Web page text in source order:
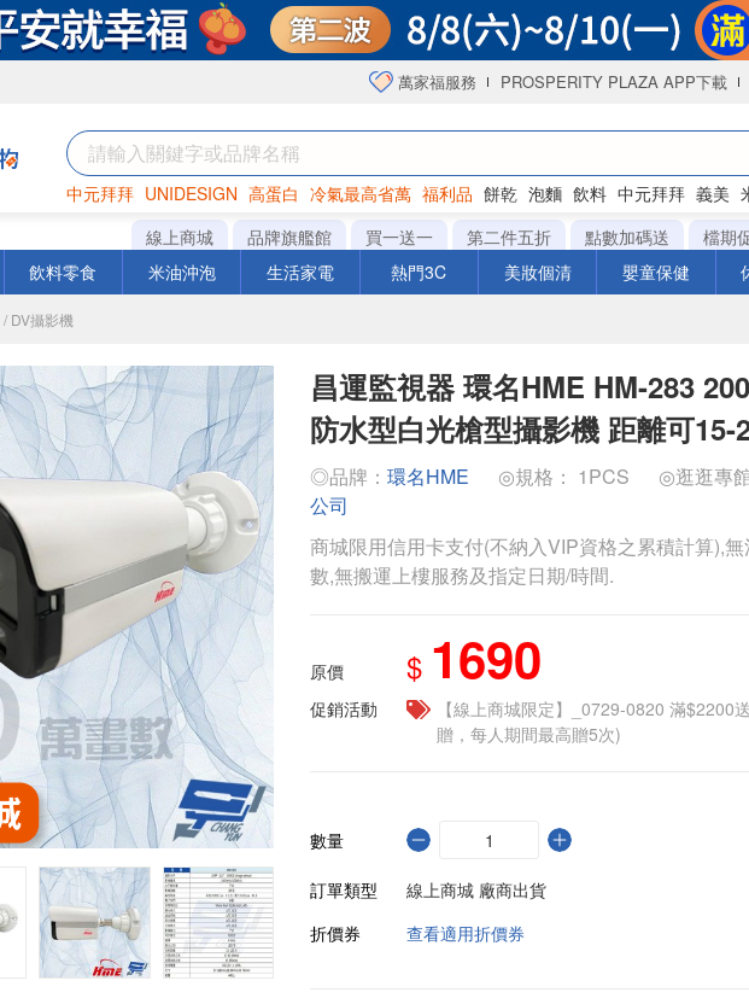
萬家福服務 PROSPERITY PLAZA APP下載
中元拜拜 UNIDESIGN 高蛋白 冷氣最高省萬 福利品 餅乾 泡麵 飲料 中元拜拜 義美
罐頭 海苔 洋芋片
線上商城 品牌旗艦館 買一送一 第二件五折 點數加碼送
檔期
飲料零食 米油沖泡 生活家電 熱門3C 美妝個清 嬰童保健
/ DV攝影機
昌運監視器 環名HME HM-283
防水型白光槍型攝影機 距離可15-
◎品牌： 環名HME ◎規格： 1PCS
◎逛逛專
公司
商城限用信用卡支付(不納入VIP資格之累積計算),
數,無搬運上樓服務及指定日期/時間.
原價 $ 1690
促銷活動
【線上商城限定】_0729-0820 滿$2200
贈，每人期間最高贈5次)
數量
訂單類型
線上商城 廠商出貨
折價券
查看適用折價券